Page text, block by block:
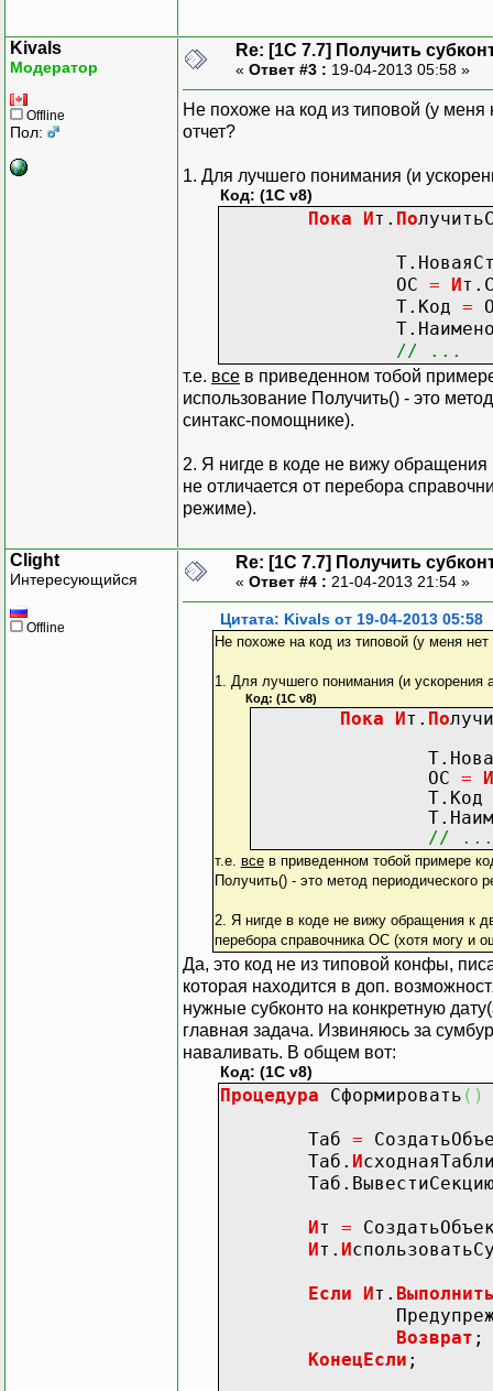
Т.НоваяКолонка(
Т.НоваяКолонка(
Т.НоваяКолонка(
Т.НоваяКолонка
Т.НоваяКолонка(
т.ВыбратьСубконто
Пока Ит.По
Т.Код
Т. По
Т.ДатаВ
Т.МОЛ=
Т.ПСт=
Т.Срок=
Kivals
Модератор
Offline
Пол:
Re: [1C 7.7] Получить
« Ответ #3 : 19-04-2013 05:58 »
Не похоже на код из типовой (у меня
отчет?
1. Для лучшего понимания (и
Код: (1C v8)
Пока Ит. По
ОС = И
Т.Код =
// ...
т.е. все в приведенном тобой
использование Получить() - это
синтакс-помощнике).
2. Я нигде в коде не вижу
не отличается от перебора
режиме).
Clight
Интересующийся
Offline
Re: [1C 7.7] Получить
« Ответ #4 : 21-04-2013 21:54 »
Цитата: Kivals от 19-04-2013 05:58
Не похоже на код из типовой (у меня
1. Для лучшего понимания (и ускорения
Код: (1C v8)
Пока Ит. По
ОС =
И
Т.Код
// ...
т.е. всев приведенном тобой примере
Получить() - это метод периодического
2. Я нигде в коде не вижу обращения к
перебора справочника ОС (хотя могу и
Да, это код не из типовой конфы,
которая находится в доп.
нужные субконто на конкретную
главная задача. Извиняюсь за
наваливать. В общем вот:
Код: (1C v8)
Процедура Сформировать ( )
Таб =
Таб. И
Ит =
Ит. И
Если Ит.
Возврат ;
КонецЕсли ;